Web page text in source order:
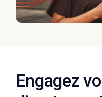
Engagez